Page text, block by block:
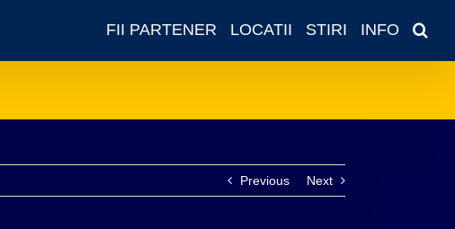
FII PARTENER LOCATII STIRI INFO
Previous Next